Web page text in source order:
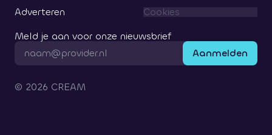
Adverteren
Cookies
Meld je aan voor onze nieuwsbrief
Aanmelden
© 2026 CREAM